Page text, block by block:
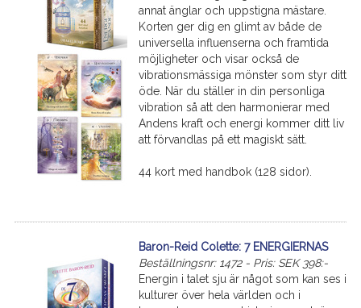
annat änglar och uppstigna mästare.
Korten ger dig en glimt av både de
universella influenserna och framtida
möjligheter och visar också de
vibrationsmässiga mönster som styr ditt
öde. När du ställer in din personliga
vibration så att den harmonierar med
Andens kraft och energi kommer ditt liv
att förvandlas på ett magiskt sätt.
44 kort med handbok (128 sidor).
Baron-Reid Colette: 7 ENERGIERNAS
Beställningsnr: 1472 - Pris: SEK 398:-
Energin i talet sju är något som kan ses i
kulturer över hela världen och i